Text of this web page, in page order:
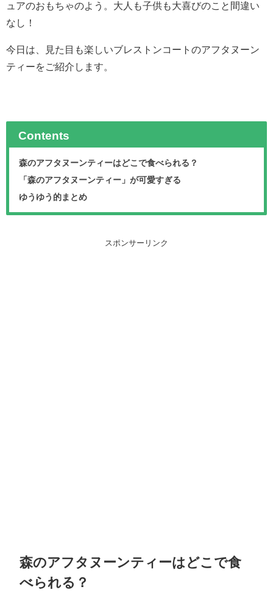
ュアのおもちゃのよう。大人も子供も大喜びのこと間違い
なし！
今日は、見た目も楽しいブレストンコートのアフタヌーン
ティーをご紹介します。
Contents
森のアフタヌーンティーはどこで食べられる？
「森のアフタヌーンティー」が可愛すぎる
ゆうゆう的まとめ
スポンサーリンク
森のアフタヌーンティーはどこで食
べられる？